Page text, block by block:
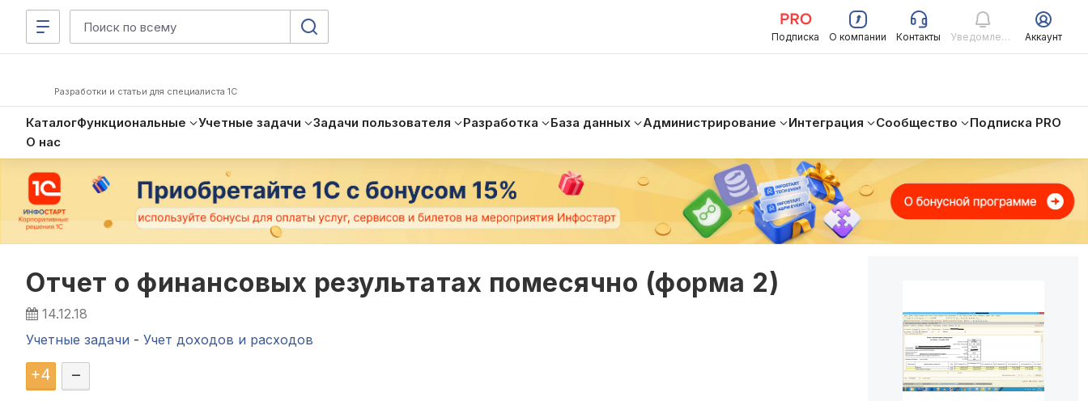
Подписка О компании Контакты Уведомления Аккаунт
Разработки и статьи для специалиста 1С
КаталогФункциональные Учетные задачи Задачи пользователя Разработка База данных Администрирование Интеграция Сообщество
Подписка PRO
О нас
Отчет о финансовых результатах помесячно (форма 2)
14.12.18
Учетные задачи - Учет доходов и расходов
+4 –